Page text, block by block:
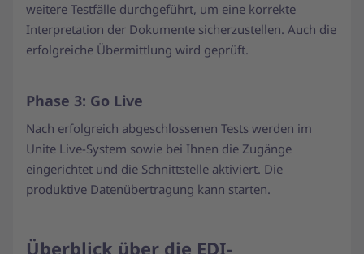
weitere Testfälle durchgeführt, um eine korrekte
Interpretation der Dokumente sicherzustellen. Auch die
erfolgreiche Übermittlung wird geprüft.
Phase 3: Go Live
Nach erfolgreich abgeschlossenen Tests werden im
Unite Live-System sowie bei Ihnen die Zugänge
eingerichtet und die Schnittstelle aktiviert. Die
produktive Datenübertragung kann starten.
Überblick über die EDI-